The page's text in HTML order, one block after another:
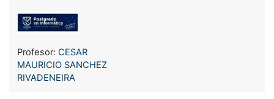
Profesor: CESAR
MAURICIO SANCHEZ
RIVADENEIRA